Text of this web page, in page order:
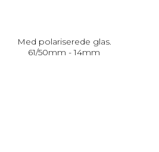
Med polariserede glas.
61/50mm - 14mm